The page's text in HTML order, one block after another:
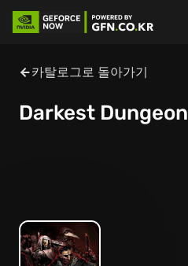
카탈로그로 돌아가기
Darkest Dungeon